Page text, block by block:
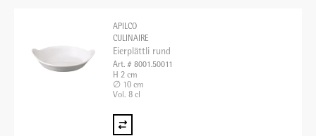
APILCO
CULINAIRE
Eierplättli rund
Art. # 8001.50011
H 2 cm
∅ 10 cm
Vol. 8 cl